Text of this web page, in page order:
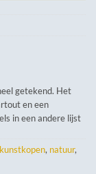
getekend. Het
en een
in een andere lijst
kunstkopen, natuur,